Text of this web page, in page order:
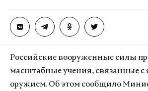
Российские вооруженные силы
масштабные учения, связанные
оружием. Об этом сообщило